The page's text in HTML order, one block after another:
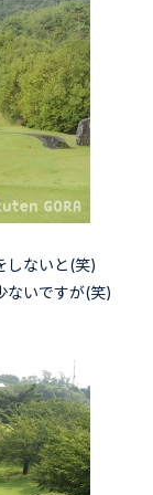
しないと(笑)
ないですが(笑)